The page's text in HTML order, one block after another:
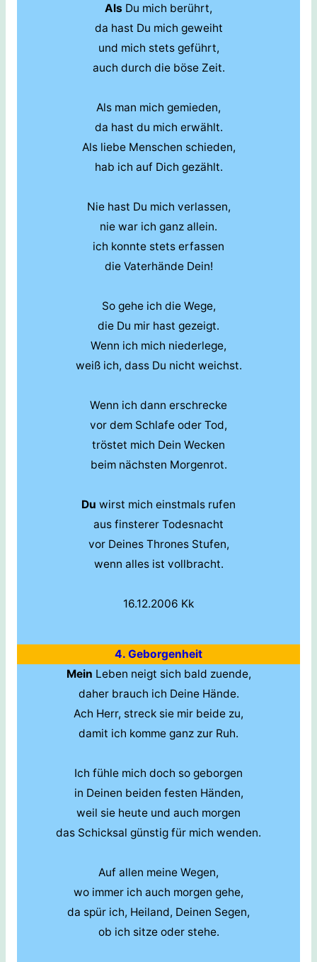
Als Du mich berührt,
da hast Du mich geweiht
und mich stets geführt,
auch durch die böse Zeit.
Als man mich gemieden,
da hast du mich erwählt.
Als liebe Menschen schieden,
hab ich auf Dich gezählt.
Nie hast Du mich verlassen,
nie war ich ganz allein.
ich konnte stets erfassen
die Vaterhände Dein!
So gehe ich die Wege,
die Du mir hast gezeigt.
Wenn ich mich niederlege,
weiß ich, dass Du nicht weichst.
Wenn ich dann erschrecke
vor dem Schlafe oder Tod,
tröstet mich Dein Wecken
beim nächsten Morgenrot.
Du wirst mich einstmals rufen
aus finsterer Todesnacht
vor Deines Thrones Stufen,
wenn alles ist vollbracht.
16.12.2006 Kk
4. Geborgenheit
Mein Leben neigt sich bald zuende,
daher brauch ich Deine Hände.
Ach Herr, streck sie mir beide zu,
damit ich komme ganz zur Ruh.
Ich fühle mich doch so geborgen
in Deinen beiden festen Händen,
weil sie heute und auch morgen
das Schicksal günstig für mich wenden.
Auf allen meine Wegen,
wo immer ich auch morgen gehe,
da spür ich, Heiland, Deinen Segen,
ob ich sitze oder stehe.